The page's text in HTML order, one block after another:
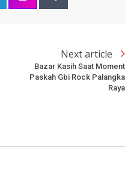
Next article
Bazar Kasih Saat Moment
Paskah Gbi Rock Palangka
Raya